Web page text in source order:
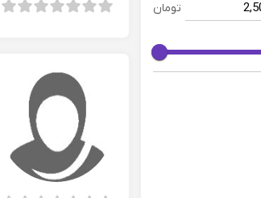
تومان